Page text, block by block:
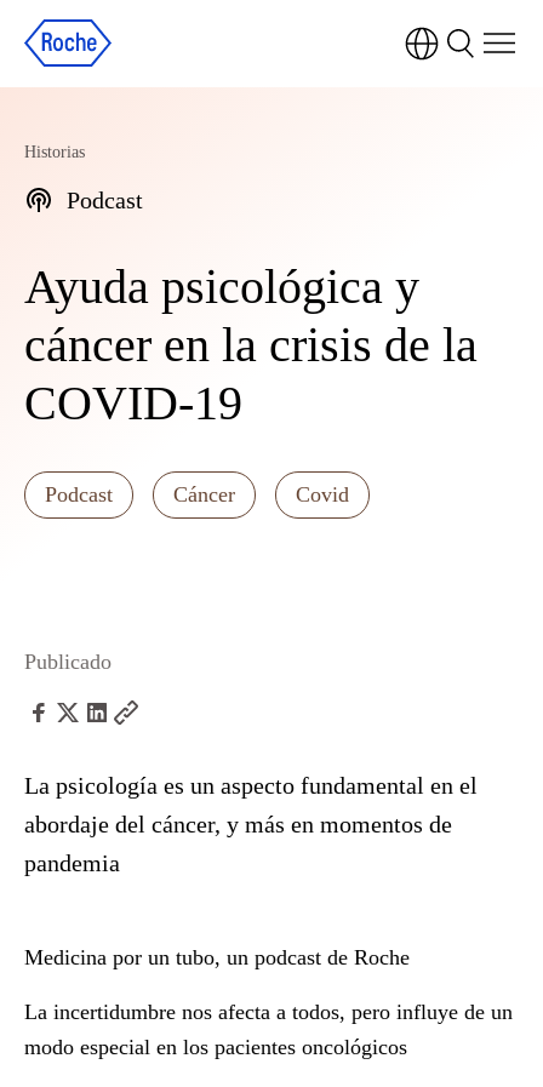
Historias
Podcast
Ayuda psicológica y
cáncer en la crisis de la
COVID-19
Podcast Cáncer Covid
Publicado
La psicología es un aspecto fundamental en el
abordaje del cáncer, y más en momentos de
pandemia
Medicina por un tubo, un podcast de Roche
La incertidumbre nos afecta a todos, pero influye de un
modo especial en los pacientes oncológicos